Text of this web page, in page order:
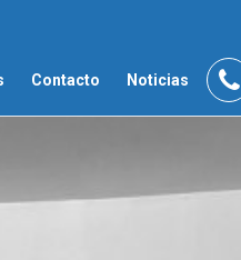
Contacto Noticias